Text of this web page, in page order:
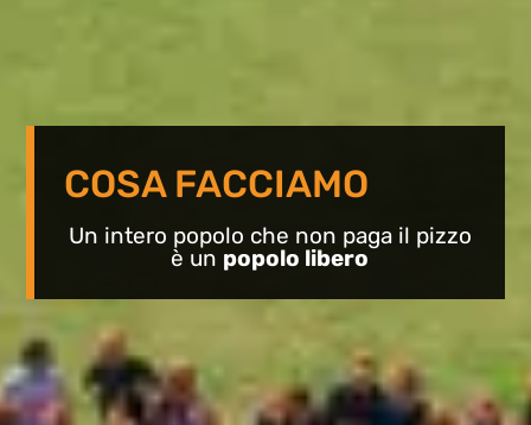
COSA FACCIAMO
Un intero popolo che non paga il pizzo
è un popolo libero